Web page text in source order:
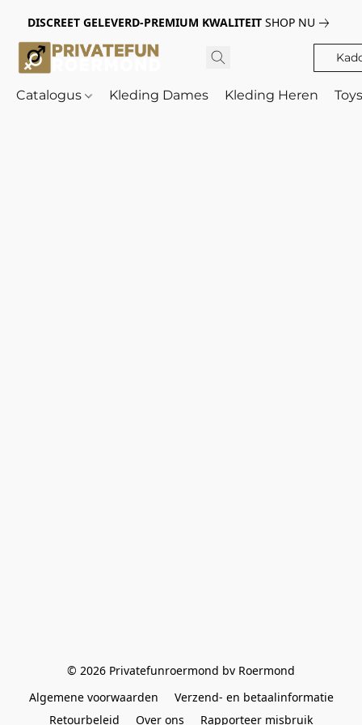
DISCREET GELEVERD-PREMIUM KWALITEIT SHOP NU
Catalogus Kleding Dames Kleding Heren
© 2026 Privatefunroermond bv Roermond
Algemene voorwaarden
Verzend- en betaalinformatie
Retourbeleid
Over ons Rapporteer misbruik